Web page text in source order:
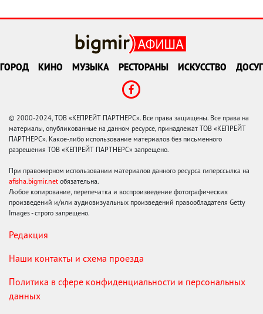
ГОРОД КИНО МУЗЫКА РЕСТОРАНЫ ИСКУССТВО ДОСУГ
© 2000-2024, ТОВ «КЕПРЕЙТ ПАРТНЕРС». Все права защищены. Все права на
материалы, опубликованные на данном ресурсе, принадлежат ТОВ «КЕПРЕЙТ
ПАРТНЕРС». Какое-либо использование материалов без письменного
разрешения ТОВ «КЕПРЕЙТ ПАРТНЕРС» запрещено.
При правомерном использовании материалов данного ресурса гиперссылка на
afisha.bigmir.net обязательна.
Любое копирование, перепечатка и воспроизведение фотографических
произведений и/или аудиовизуальных произведений правообладателя Getty
Images - строго запрещено.
Редакция
Наши контакты и схема проезда
Политика в сфере конфиденциальности и персональных
данных